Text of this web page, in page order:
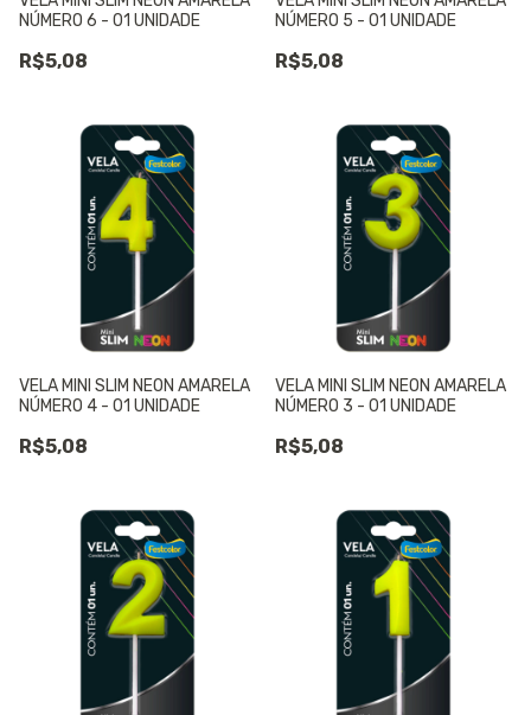
NÚMERO 6 - 01 UNIDADE
R$5,08
NÚMERO 5 - 01 UNIDADE
R$5,08
VELA MINI SLIM NEON AMARELA
NÚMERO 4 - 01 UNIDADE
R$5,08
VELA MINI SLIM NEON AMARELA
NÚMERO 3 - 01 UNIDADE
R$5,08